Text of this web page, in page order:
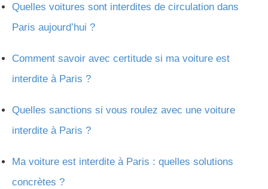
Quelles voitures sont interdites de circulation dans
Paris aujourd’hui ?
Comment savoir avec certitude si ma voiture est
interdite à Paris ?
Quelles sanctions si vous roulez avec une voiture
interdite à Paris ?
Ma voiture est interdite à Paris : quelles solutions
concrètes ?